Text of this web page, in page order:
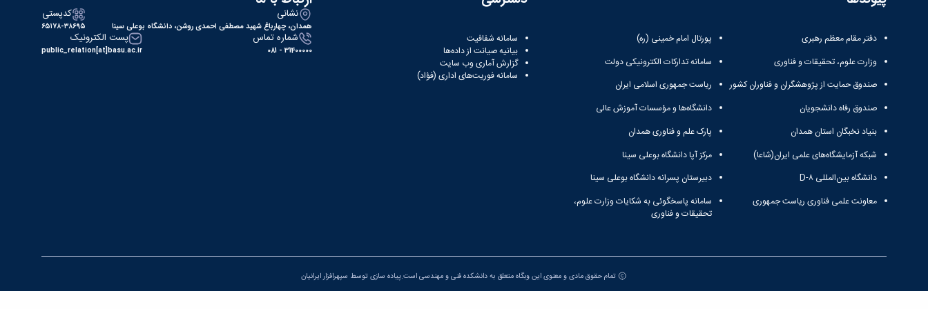
دفتر مقام معظم رهبری
وزارت علوم، تحقیقات و فناوری
صندوق حمایت از پژوهشگران و فناوران کشور
صندوق رفاه دانشجویان
بنیاد نخبگان استان همدان
شبکه آزمایشگاه‌های علمی ایران(شاعا)
دانشگاه بین‌المللی D-۸
معاونت علمی فناوری ریاست جمهوری
پورتال امام خمینی (ره)
سامانه تدارکات الکترونیکی دولت
ریاست جمهوری اسلامی ایران
دانشگاه‌ها و مؤسسات آموزش عالی
پارک علم و فناوری همدان
مرکز آپا دانشگاه بوعلی سینا
دبیرستان پسرانه دانشگاه بوعلی سینا
سامانه پاسخگوئی به شکایات وزارت علوم،
تحقیقات و فناوری
سامانه شفافیت
بیانیه صیانت از داده‌ها
گزارش آماری وب‌ سایت
سامانه فوریت‌های اداری (فؤاد)
نشانی
همدان، چهارباغ شهید مصطفی احمدی روشن، دانشگاه بوعلی سینا
کدپستی
۶۵۱۷۸-۳۸۶۹۵
شماره تماس
31400000 - 081
پست الکترونیک
public_relation[at]basu.ac.ir
تمام حقوق مادی و معنوی این وبگاه متعلق به دانشکده فنی و مهندسی است.پیاده سازی توسط سپهرافزار ایرانیان